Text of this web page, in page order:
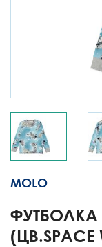
MOLO
ФУТБОЛКА
(ЦВ.SPACE